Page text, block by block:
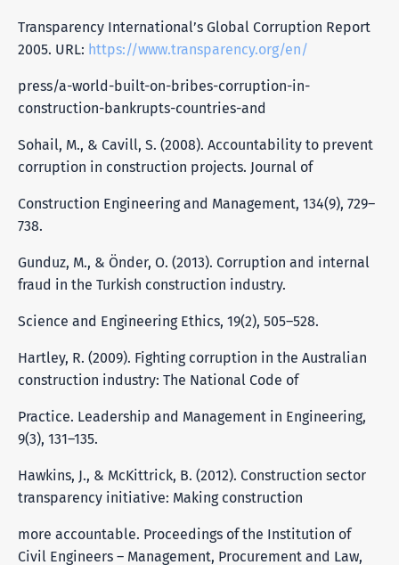
Transparency International’s Global Corruption Report
2005. URL: https://www.transparency.org/en/
press/a-world-built-on-bribes-corruption-in-
construction-bankrupts-countries-and
Sohail, M., & Cavill, S. (2008). Accountability to prevent
corruption in construction projects. Journal of
Construction Engineering and Management, 134(9), 729–
738.
Gunduz, M., & Önder, O. (2013). Corruption and internal
fraud in the Turkish construction industry.
Science and Engineering Ethics, 19(2), 505–528.
Hartley, R. (2009). Fighting corruption in the Australian
construction industry: The National Code of
Practice. Leadership and Management in Engineering,
9(3), 131–135.
Hawkins, J., & McKittrick, B. (2012). Construction sector
transparency initiative: Making construction
more accountable. Proceedings of the Institution of
Civil Engineers – Management, Procurement and Law,